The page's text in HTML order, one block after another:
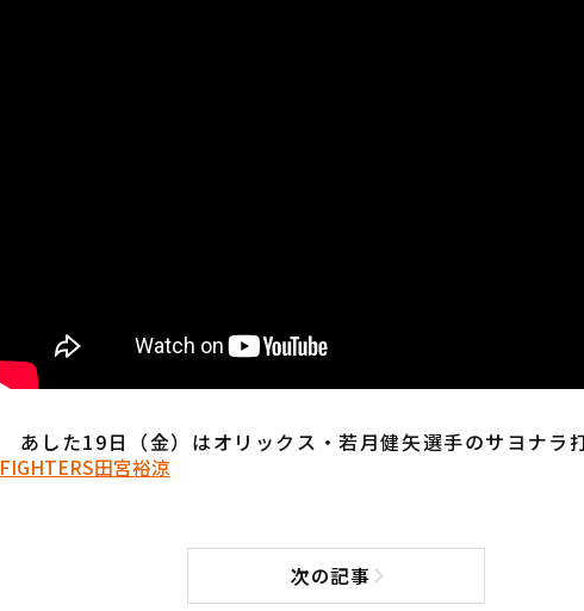
あした19日（金）はオリックス・若月健矢選手のサヨナラ打
FIGHTERS田宮裕涼
次の記事次の記事へ